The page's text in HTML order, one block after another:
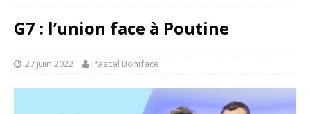
G7 : l’union face à Poutine
27 juin 2022 Pascal Boniface